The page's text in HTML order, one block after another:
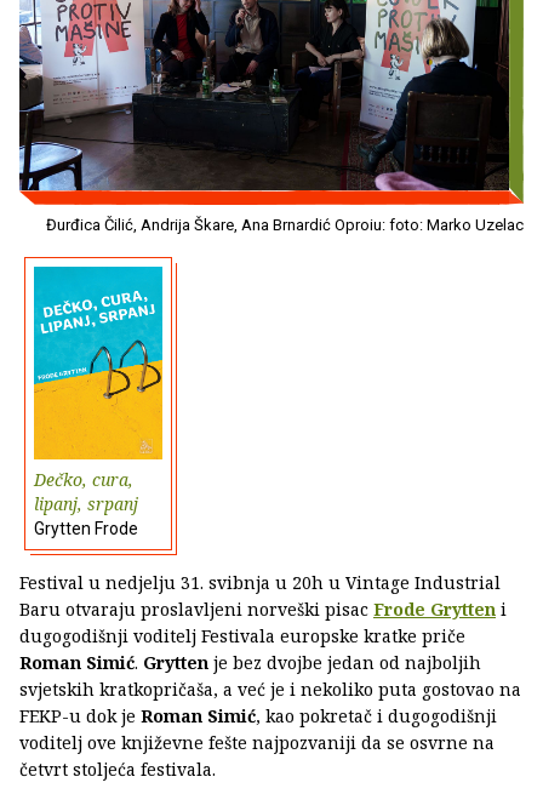
Đurđica Čilić, Andrija Škare, Ana Brnardić Oproiu: foto: Marko Uzelac
Dečko, cura,
lipanj, srpanj
Grytten Frode
Festival u nedjelju 31. svibnja u 20h u Vintage Industrial
Baru otvaraju proslavljeni norveški pisac Frode Grytten i
dugogodišnji voditelj Festivala europske kratke priče
Roman Simić. Grytten je bez dvojbe jedan od najboljih
svjetskih kratkopričaša, a već je i nekoliko puta gostovao na
FEKP-u dok je Roman Simić, kao pokretač i dugogodišnji
voditelj ove književne fešte najpozvaniji da se osvrne na
četvrt stoljeća festivala.